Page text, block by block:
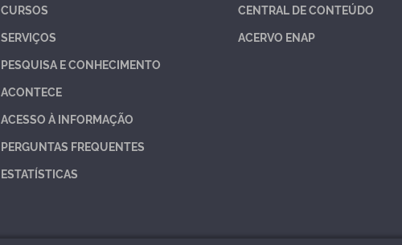
CURSOS
SERVIÇOS
PESQUISA E CONHECIMENTO
ACONTECE
ACESSO À INFORMAÇÃO
PERGUNTAS FREQUENTES
ESTATÍSTICAS
CENTRAL DE CONTEÚDO
ACERVO ENAP